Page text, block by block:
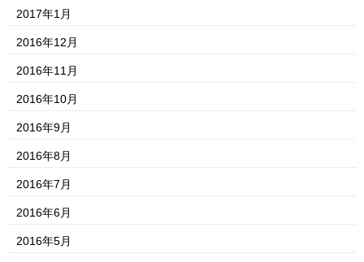
2017年1月
2016年12月
2016年11月
2016年10月
2016年9月
2016年8月
2016年7月
2016年6月
2016年5月